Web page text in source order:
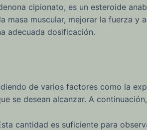
cipionato, es un esteroide
masa muscular, mejorar la fuerza y
adecuada dosificación.
de varios factores como la
se desean alcanzar. A
cantidad es suficiente para